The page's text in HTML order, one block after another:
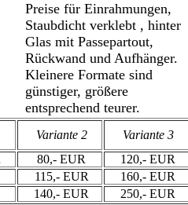
Preise für Einrahmungen,
Staubdicht verklebt , hinter
Glas mit Passepartout,
Rückwand und Aufhänger.
Kleinere Formate sind
günstiger, größere
entsprechend teurer.
Variante 2
Variante 3
80,- EUR
120,- EUR
115,- EUR
160,- EUR
140,- EUR
250,- EUR